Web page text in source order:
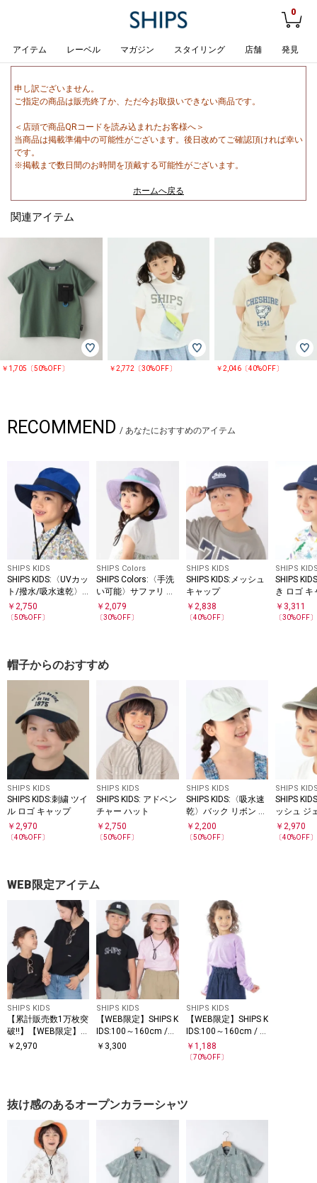
0
アイテム レーベル マガジン スタイリング 店舗 発見
申し訳ございません。
ご指定の商品は販売終了か、ただ今お取扱いできない商品です。
＜店頭で商品QRコードを読み込まれたお客様へ＞
当商品は掲載準備中の可能性がございます。後日改めてご確認頂ければ幸い
です。
※掲載まで数日間のお時間を頂戴する可能性がございます。
ホームへ戻る
関連アイテム
￥1,705〔50%OFF〕 ￥2,772〔30%OFF〕 ￥2,046〔40%OFF〕
RECOMMEND / あなたにおすすめのアイテム
SHIPS KIDS
SHIPS KIDS:〈UVカッ
ト/撥水/吸水速乾〉
サファリ ハット
￥ 2,750
〔50%OFF〕
SHIPS Colors
SHIPS Colors:〈手洗
い可能〉サファリ ハ
ット (KIDS)◇
￥2,079
〔30%OFF〕
SHIPS KIDS
SHIPS KIDS:メッシュ
キャップ
￥ 2,838
〔40%OFF〕
SHIPS
SHIPS
き ロゴ キ
￥ 3,311
〔30%OFF〕
帽子からのおすすめ
SHIPS KIDS
SHIPS KIDS:刺繍 ツイ
ル ロゴ キャップ
￥ 2,970
〔40%OFF〕
SHIPS KIDS
SHIPS KIDS: アドベン
チャー ハット
￥2,750
〔50%OFF〕
SHIPS KIDS
SHIPS KIDS:〈吸水速
乾〉バック リボン キ
ャップ
￥ 2,200
〔50%OFF〕
SHIPS
SHIPS
ッシュ ジ
ップ
￥2,970
〔40%OFF〕
WEB限定アイテム
SHIPS KIDS
【累計販売数1万枚突
破!!】【WEB限定】S
HIPS KIDS:100～160
￥ 2,970
SHIPS KIDS
【WEB限定】SHIPS K
IDS:100～160cm /
〈家族おそろい〉SHI
￥ 3,300
SHIPS KIDS
【WEB限定】SHIPS K
IDS:100～160cm / ＜
家族おそろい＞SHIPS
マイクロロゴ ロング
￥ 1,188
〔70%OFF〕
抜け感のあるオープンカラーシャツ